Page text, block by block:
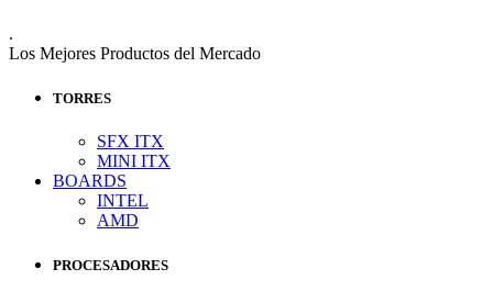
.
Los Mejores Productos del Mercado
TORRES
SFX ITX
MINI ITX
BOARDS
INTEL
AMD
PROCESADORES